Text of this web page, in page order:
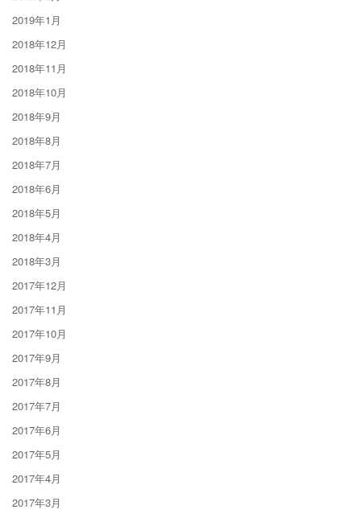
2019年1月
2018年12月
2018年11月
2018年10月
2018年9月
2018年8月
2018年7月
2018年6月
2018年5月
2018年4月
2018年3月
2017年12月
2017年11月
2017年10月
2017年9月
2017年8月
2017年7月
2017年6月
2017年5月
2017年4月
2017年3月